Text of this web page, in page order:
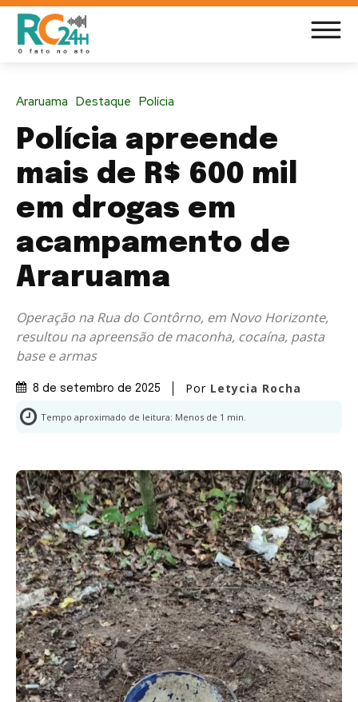
Araruama Destaque Polícia
Polícia apreende
mais de R$ 600 mil
em drogas em
acampamento de
Araruama
Operação na Rua do Contôrno, em Novo Horizonte,
resultou na apreensão de maconha, cocaína, pasta
base e armas
8 de setembro de 2025 Por Letycia Rocha
Tempo aproximado de leitura: Menos de 1 min.